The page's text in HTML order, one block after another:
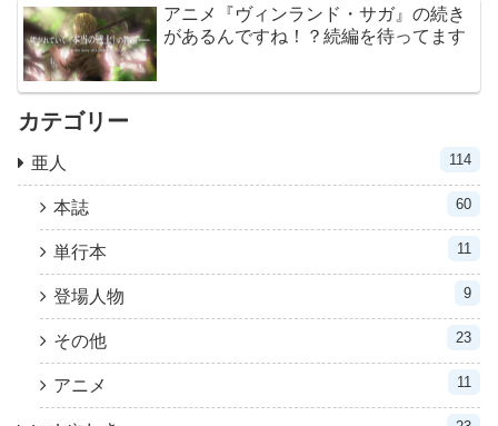
アニメ『ヴィンランド・サガ』の続き
があるんですね！？続編を待ってます
カテゴリー
亜人 114
本誌 60
単行本 11
登場人物 9
その他 23
アニメ 11